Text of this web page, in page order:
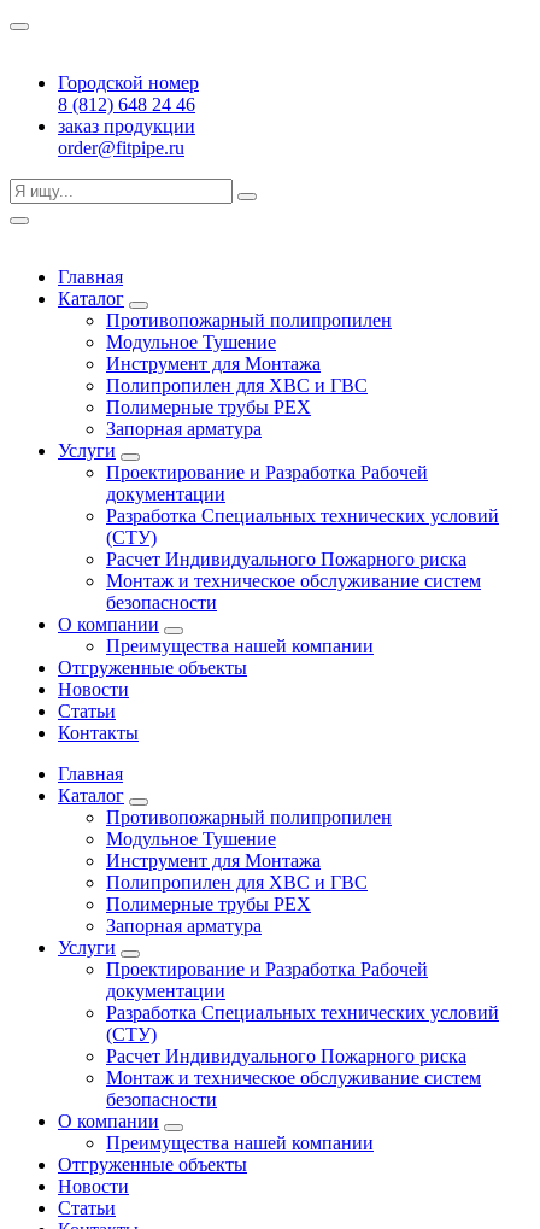
Городской номер
8 (812) 648 24 46
заказ продукции
order@fitpipe.ru
Главная
Каталог
Противопожарный полипропилен
Модульное Тушение
Инструмент для Монтажа
Полипропилен для ХВС и ГВС
Полимерные трубы PEX
Запорная арматура
Услуги
Проектирование и Разработка Рабочей
документации
Разработка Специальных технических условий
(СТУ)
Расчет Индивидуального Пожарного риска
Монтаж и техническое обслуживание систем
безопасности
О компании
Преимущества нашей компании
Отгруженные объекты
Новости
Статьи
Контакты
Главная
Каталог
Противопожарный полипропилен
Модульное Тушение
Инструмент для Монтажа
Полипропилен для ХВС и ГВС
Полимерные трубы PEX
Запорная арматура
Услуги
Проектирование и Разработка Рабочей
документации
Разработка Специальных технических условий
(СТУ)
Расчет Индивидуального Пожарного риска
Монтаж и техническое обслуживание систем
безопасности
О компании
Преимущества нашей компании
Отгруженные объекты
Новости
Статьи